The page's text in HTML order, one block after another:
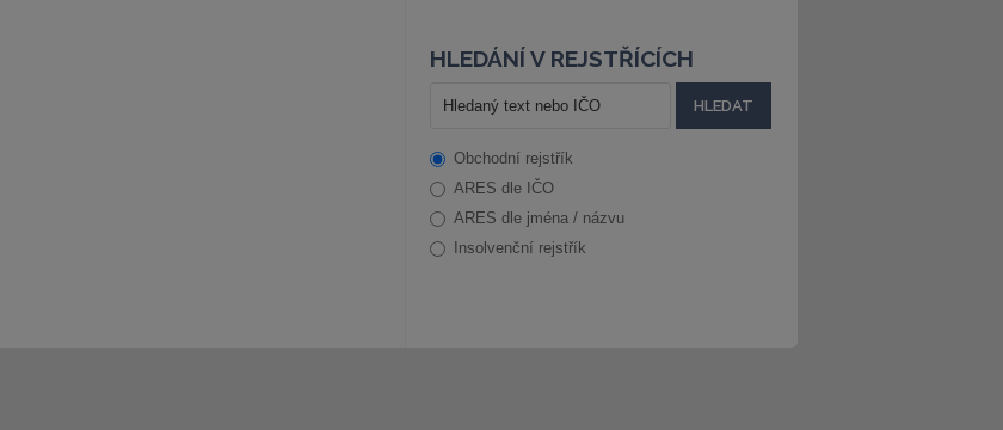
HLEDÁNÍ V REJSTŘÍCÍCH
Obchodní rejstřík
ARES dle IČO
ARES dle jména / názvu
Insolvenční rejstřík